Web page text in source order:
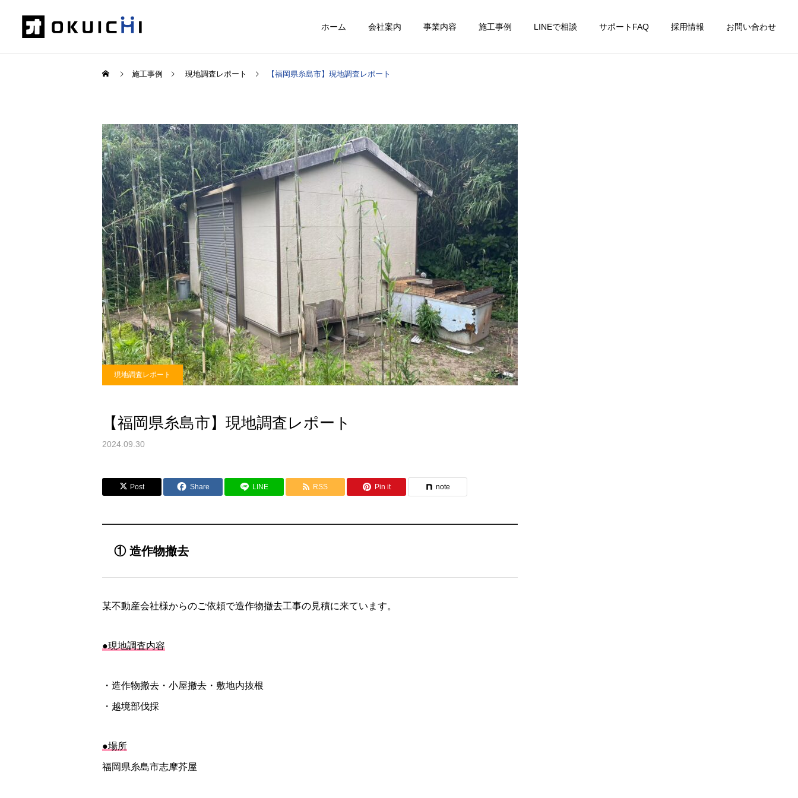
ホーム 会社案内 事業内容 施工事例 LINEで相談 サポートFAQ 採用情報 お問い合わせ
施工事例 現地調査レポート 【福岡県糸島市】現地調査レポート
現地調査レポート
【福岡県糸島市】現地調査レポート
2024.09.30
Post Share LINE RSS Pin it note
① 造作物撤去
某不動産会社様からのご依頼で造作物撤去工事の見積に来ています。
●現地調査内容
・造作物撤去・小屋撤去・敷地内抜根
・越境部伐採
●場所
福岡県糸島市志摩芥屋